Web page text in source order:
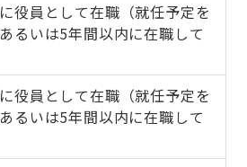
役員として在職（就任予定を
るいは5年間以内に在職して
役員として在職（就任予定を
るいは5年間以内に在職して